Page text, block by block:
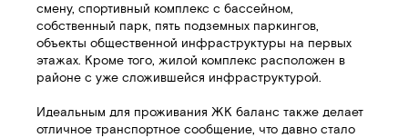
смену, спортивный комплекс с бассейном,
собственный парк, пять подземных паркингов,
объекты общественной инфраструктуры на первых
этажах. Кроме того, жилой комплекс расположен в
районе с уже сложившейся инфраструктурой.
Идеальным для проживания ЖК баланс также делает
отличное транспортное сообщение, что давно стало